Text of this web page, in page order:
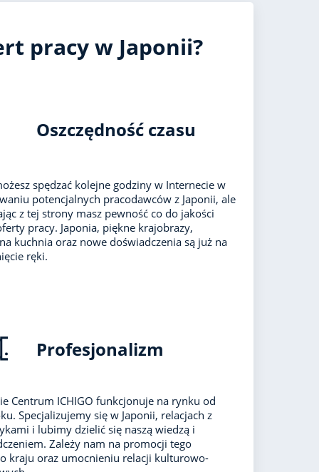
pracy w Japonii?
Oszczędność czasu
spędzać kolejne godziny w Internecie w
potencjalnych pracodawców z Japonii, ale
z tej strony masz pewność co do jakości
pracy. Japonia, piękne krajobrazy,
kuchnia oraz nowe doświadczenia są już na
ręki.
Profesjonalizm
Centrum ICHIGO funkcjonuje na rynku od
Specjalizujemy się w Japonii, relacjach z
i lubimy dzielić się naszą wiedzą i
Zależy nam na promocji tego
kraju oraz umocnieniu relacji kulturowo-